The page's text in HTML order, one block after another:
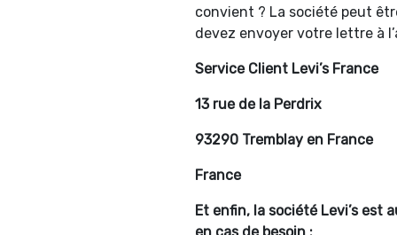
convient ? La société peut
devez envoyer votre lettre à
Service Client Levi’s France
13 rue de la Perdrix
93290 Tremblay en France
France
Et enfin, la société Levi’s est